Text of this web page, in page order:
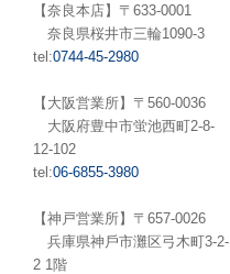
【奈良本店】〒633-0001
奈良県桜井市三輪1090-3
tel:0744-45-2980
【大阪営業所】〒560-0036
⼤阪府豊中市蛍池⻄町2-8-
12-102
tel:06-6855-3980
【神戸営業所】〒657-0026
兵庫県神⼾市灘区弓木町3-2-
2 1階